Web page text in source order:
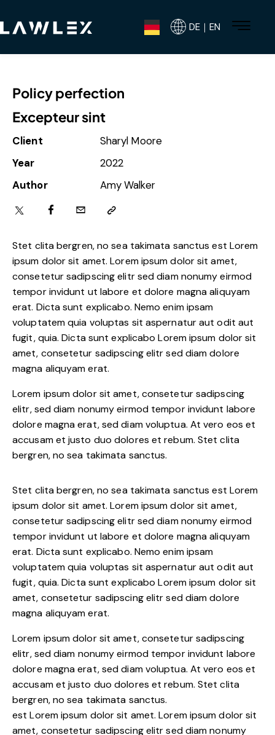
DE｜EN
Policy perfection
Stet clita bergren, no sea takimata sanctus est Lorem
ipsum dolor sit amet. Lorem ipsum dolor sit amet,
consetetur sadipscing elitr sed diam nonumy eirmod
tempor invidunt ut labore et dolore magna aliquyam
erat. Dicta sunt explicabo. Nemo enim ipsam
voluptatem quia voluptas sit aspernatur aut odit aut
fugit, quia. Dicta sunt explicabo Lorem ipsum dolor sit
amet, consetetur sadipscing elitr sed diam dolore
magna aliquyam erat.
Lorem ipsum dolor sit amet, consetetur sadipscing
elitr, sed diam nonumy eirmod tempor invidunt labore
dolore magna erat, sed diam voluptua. At vero eos et
accusam et justo duo dolores et rebum. Stet clita
bergren, no sea takimata sanctus.
Stet clita bergren, no sea takimata sanctus est Lorem
ipsum dolor sit amet. Lorem ipsum dolor sit amet,
consetetur sadipscing elitr sed diam nonumy eirmod
tempor invidunt ut labore et dolore magna aliquyam
erat. Dicta sunt explicabo. Nemo enim ipsam
voluptatem quia voluptas sit aspernatur aut odit aut
fugit, quia. Dicta sunt explicabo Lorem ipsum dolor sit
amet, consetetur sadipscing elitr sed diam dolore
magna aliquyam erat.
Lorem ipsum dolor sit amet, consetetur sadipscing
elitr, sed diam nonumy eirmod tempor invidunt labore
dolore magna erat, sed diam voluptua. At vero eos et
accusam et justo duo dolores et rebum. Stet clita
bergren, no sea takimata sanctus.
est Lorem ipsum dolor sit amet. Lorem ipsum dolor sit
amet, consetetur sadipscing elitr sed diam nonumy
Excepteur sint
Client
Sharyl Moore
Year
2022
Author
Amy Walker